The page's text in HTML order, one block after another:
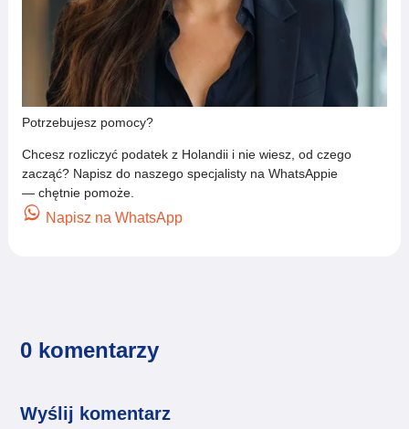
Potrzebujesz pomocy?
Chcesz rozliczyć podatek z Holandii i nie wiesz, od czego
zacząć? Napisz do naszego specjalisty na WhatsAppie
— chętnie pomoże.
Napisz na WhatsApp
0 komentarzy
Wyślij komentarz